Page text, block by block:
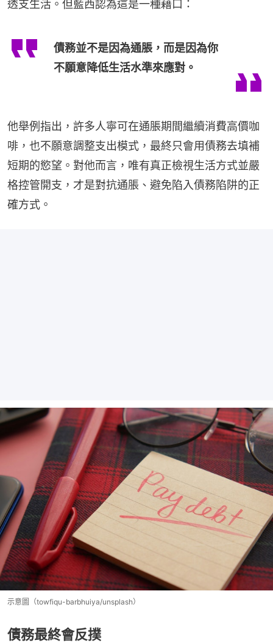
透支生活。但藍西認為這是一種藉口：
債務並不是因為通脹，而是因為你
不願意降低生活水準來應對。
他舉例指出，許多人寧可在通脹期間繼續消費高價咖
啡，也不願意調整支出模式，最終只會用債務去填補
短期的慾望。對他而言，唯有真正檢視生活方式並嚴
格控管開支，才是對抗通脹、避免陷入債務陷阱的正
確方式。
示意圖（towfiqu-barbhuiya/unsplash）
債務最終會反撲